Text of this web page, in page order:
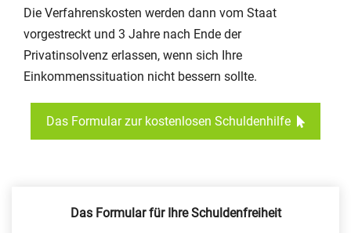
Die Verfahrenskosten werden dann vom Staat
vorgestreckt und 3 Jahre nach Ende der
Privatinsolvenz erlassen, wenn sich Ihre
Einkommenssituation nicht bessern sollte.
Das Formular zur kostenlosen Schuldenhilfe
Das Formular für Ihre Schuldenfreiheit